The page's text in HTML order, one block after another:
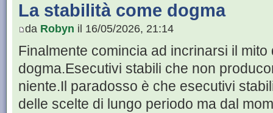
La stabilità come dogma
da Robyn il 16/05/2026, 21:14
Finalmente comincia ad incrinarsi il
dogma.Esecutivi stabili che non
niente.Il paradosso è che esecutivi
delle scelte di lungo periodo ma dal